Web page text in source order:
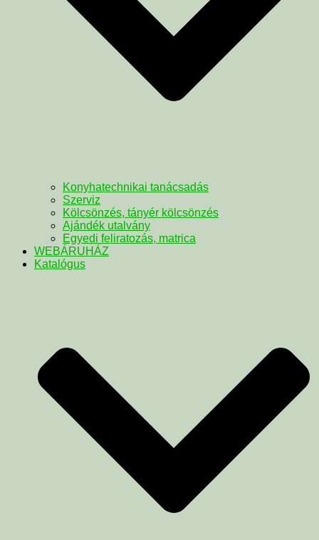
Konyhatechnikai tanácsadás
Szerviz
Kölcsönzés, tányér kölcsönzés
Ajándék utalvány
Egyedi feliratozás, matrica
WEBÁRUHÁZ
Katalógus